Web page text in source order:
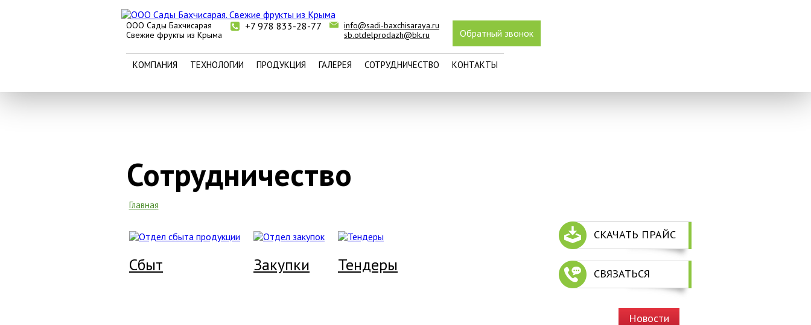
КОМПАНИЯ ТЕХНОЛОГИИ ПРОДУКЦИЯ ГАЛЕРЕЯ СОТРУДНИЧЕСТВО КОНТАКТЫ
ООО Сады Бахчисарая
Свежие фрукты из Крыма
+7 978 833-28-77
info@sadi-baxchisaraya.ru
sb.otdelprodazh@bk.ru
Обратный звонок
КОМПАНИЯ ТЕХНОЛОГИИ ПРОДУКЦИЯ ГАЛЕРЕЯ СОТРУДНИЧЕСТВО КОНТАКТЫ
Сотрудничество
Главная
Сбыт Закупки Тендеры
СКАЧАТЬ ПРАЙС
СВЯЗАТЬСЯ
Новости